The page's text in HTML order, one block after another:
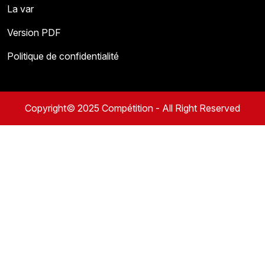
La var
Version PDF
Politique de confidentialité
Copyright© 2025 Compétition - All Right Reserved